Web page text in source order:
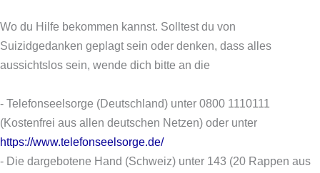
Wo du Hilfe bekommen kannst. Solltest du von
Suizidgedanken geplagt sein oder denken, dass alles
aussichtslos sein, wende dich bitte an die
- Telefonseelsorge (Deutschland) unter 0800 1110111
(Kostenfrei aus allen deutschen Netzen) oder unter
https://www.telefonseelsorge.de/
- Die dargebotene Hand (Schweiz) unter 143 (20 Rappen aus